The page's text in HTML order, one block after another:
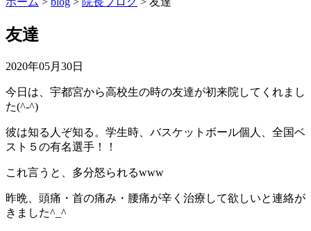
友達
2020年05月30日
今日は、宇都宮から高校生の時の友達が初来院してくれまし
た(^-^)
彼は知る人ぞ知る。学生時、バスケットボール個人、全国ベ
スト５の有名選手！！
これ言うと、多分怒られるwww
昨晩、頭痛・首の痛み・腰痛が辛く治療して欲しいと連絡が
きました^_^